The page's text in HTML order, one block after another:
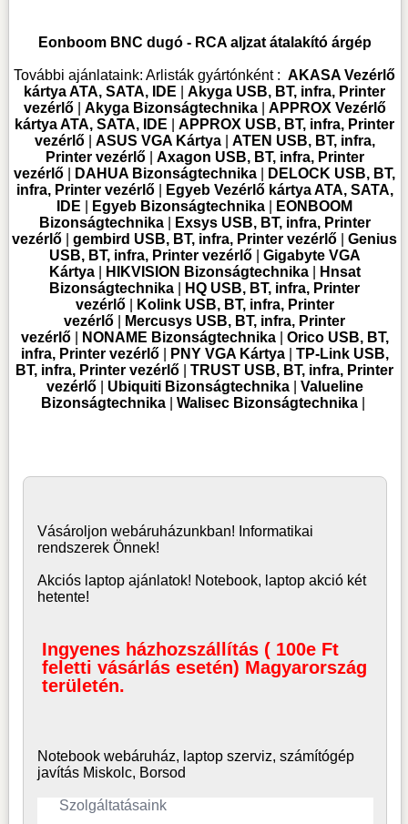
Eonboom BNC dugó - RCA aljzat átalakító árgép
További ajánlataink: Arlisták gyártónként : AKASA Vezérlő
kártya ATA, SATA, IDE |Akyga USB, BT, infra, Printer
vezérlő| Akyga Bizonságtechnika| APPROX Vezérlő
kártya ATA, SATA, IDE |APPROX USB, BT, infra, Printer
vezérlő| ASUS VGA Kártya| ATEN USB, BT, infra,
Printer vezérlő| Axagon USB, BT, infra, Printer
vezérlő
DAHUA Bizonságtechnika
DELOCK USB, BT,
infra, Printer vezérlő|
Egyeb Vezérlő kártya ATA, SATA,
IDE
Egyeb Bizonságtechnika
EONBOOM
Bizonságtechnika|
Exsys USB, BT, infra, Printer
vezérlő |gembird USB, BT, infra, Printer vezérlő |Genius
USB, BT, infra, Printer vezérlő| Gigabyte VGA
Kártya| HIKVISION Bizonságtechnika|
Hnsat
Bizonságtechnika
HQ USB, BT, infra, Printer
vezérlő|
Kolink USB, BT, infra, Printer
vezérlő
Mercusys USB, BT, infra, Printer
vezérlő| NONAME Bizonságtechnika| Orico USB, BT,
infra, Printer vezérlő| PNY VGA Kártya| TP-Link USB,
BT, infra, Printer vezérlő |TRUST USB, BT, infra, Printer
vezérlő| Ubiquiti Bizonságtechnika| Valueline
Bizonságtechnika| Walisec Bizonságtechnika|
Vásároljon webáruházunkban! Informatikai
rendszerek Önnek!
Akciós laptop ajánlatok! Notebook, laptop akció két
hetente!
Ingyenes házhozszállítás ( 100e Ft
feletti vásárlás esetén) Magyarország
területén.
Notebook webáruház, laptop szerviz, számítógép
javítás Miskolc, Borsod
Szolgáltatásaink